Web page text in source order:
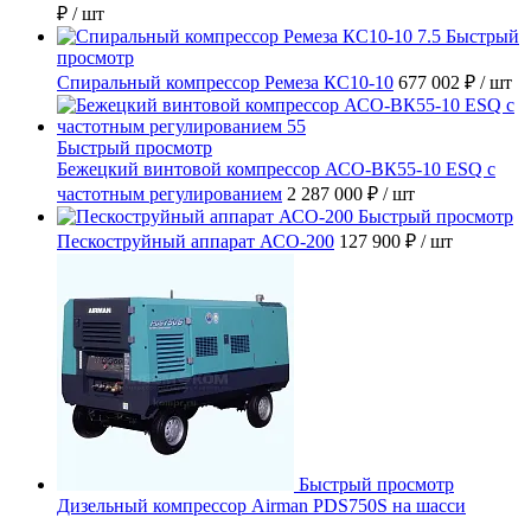
₽ / шт
Быстрый
просмотр
Спиральный компрессор Ремеза КС10-10 677 002 ₽ / шт
Быстрый просмотр
Бежецкий винтовой компрессор АСО-ВК55-10 ESQ с
частотным регулированием 2 287 000 ₽ / шт
Быстрый просмотр
Пескоструйный аппарат АСО-200 127 900 ₽ / шт
Быстрый просмотр
Дизельный компрессор Airman PDS750S на шасси